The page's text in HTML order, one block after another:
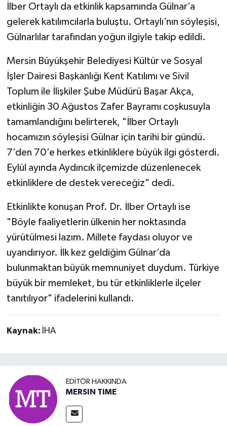
İlber Ortaylı da etkinlik kapsamında Gülnar’a
gelerek katılımcılarla buluştu. Ortaylı’nın söyleşisi,
Gülnarlılar tarafından yoğun ilgiyle takip edildi.
Mersin Büyükşehir Belediyesi Kültür ve Sosyal
İşler Dairesi Başkanlığı Kent Katılımı ve Sivil
Toplum ile İlişkiler Şube Müdürü Başar Akça,
etkinliğin 30 Ağustos Zafer Bayramı coşkusuyla
tamamlandığını belirterek, "İlber Ortaylı
hocamızın söyleşisi Gülnar için tarihi bir gündü.
7’den 70’e herkes etkinliklere büyük ilgi gösterdi.
Eylül ayında Aydıncık ilçemizde düzenlenecek
etkinliklere de destek vereceğiz" dedi.
Etkinlikte konuşan Prof. Dr. İlber Ortaylı ise
"Böyle faaliyetlerin ülkenin her noktasında
yürütülmesi lazım. Millete faydası oluyor ve
uyandırıyor. İlk kez geldiğim Gülnar’da
bulunmaktan büyük memnuniyet duydum. Türkiye
büyük bir memleket, bu tür etkinliklerle ilçeler
tanıtılıyor" ifadelerini kullandı.
Kaynak: İHA
EDITÖR HAKKINDA
MERSIN TIME